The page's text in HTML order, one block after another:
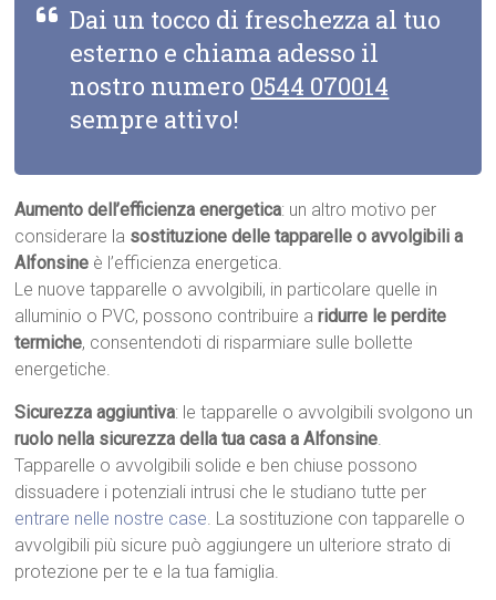
Dai un tocco di freschezza al tuo
esterno e chiama adesso il
nostro numero 0544 070014
sempre attivo!
Aumento dell’efficienza energetica: un altro motivo per
considerare la sostituzione delle tapparelle o avvolgibili a
Alfonsine è l’efficienza energetica.
Le nuove tapparelle o avvolgibili, in particolare quelle in
alluminio o PVC, possono contribuire aridurre le perdite
termiche, consentendoti di risparmiare sulle bollette
energetiche.
Sicurezza aggiuntiva: le tapparelle o avvolgibili svolgono un
ruolo nella sicurezza della tua casa a Alfonsine.
Tapparelle o avvolgibili solide e ben chiuse possono
dissuadere i potenziali intrusi che le studiano tutte per
entrare nelle nostre case. La sostituzione con tapparelle o
avvolgibili più sicure può aggiungere un ulteriore strato di
protezione per te e la tua famiglia.